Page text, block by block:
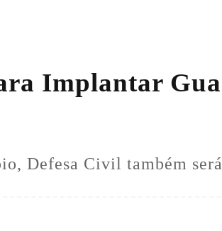
Implantar
Defesa Civil também